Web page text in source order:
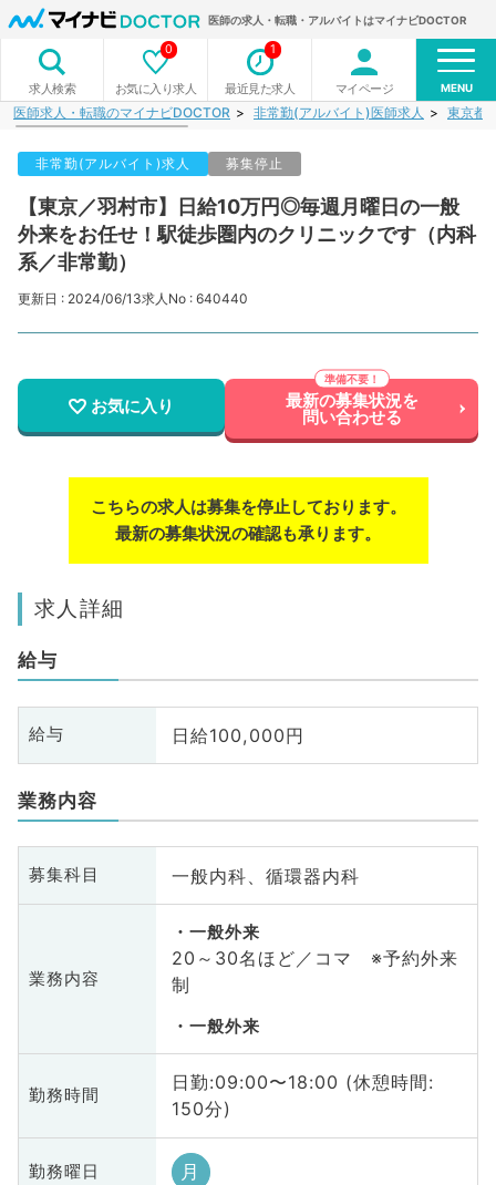
医師の求人・転職・アルバイトはマイナビDOCTOR
求人検索 お気に入り求人
0
最近見た求人
1
マイページ MENU
医師求人・転職のマイナビDOCTOR 非常勤(アルバイト)医師求人 東京都
非常勤(アルバイト)求人 募集停止
【東京／羽村市】日給10万円◎毎週月曜日の一般
外来をお任せ！駅徒歩圏内のクリニックです（内科
系／非常勤）
更新日 : 2024/06/13求人No : 640440
お気に入り 最新の募集状況を
問い合わせる
こちらの求人は募集を停止しております。
最新の募集状況の確認も承ります。
求人詳細
給与
給与 日給100,000円
業務内容
募集科目 一般内科、循環器内科
業務内容
一般外来
20～30名ほど／コマ ※予約外来
制
一般外来
勤務時間
日勤:09:00〜18:00 (休憩時間:
150分)
勤務曜日 月